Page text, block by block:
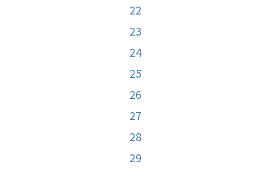
22
23
24
25
26
27
28
29